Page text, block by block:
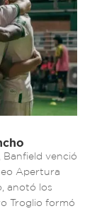
Banfield venció
Apertura
anotó los
Troglio formó